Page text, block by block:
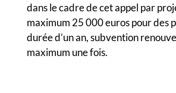
dans le cadre de cet appel par
maximum 25 000 euros pour des
durée d’un an, subvention
maximum une fois.